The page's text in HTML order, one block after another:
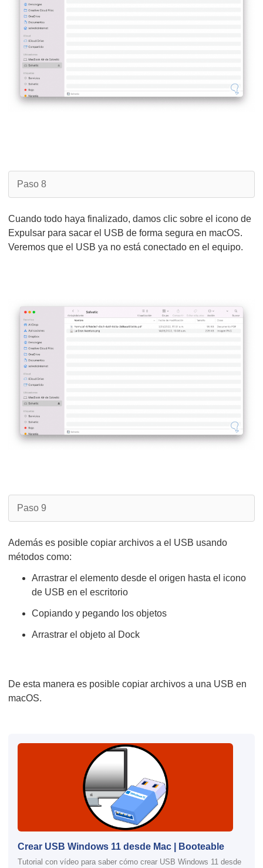
Paso 8
Cuando todo haya finalizado, damos clic sobre el icono de
Expulsar para sacar el USB de forma segura en macOS.
Veremos que el USB ya no está conectado en el equipo.
Paso 9
Además es posible copiar archivos a el USB usando
métodos como:
Arrastrar el elemento desde el origen hasta el icono
de USB en el escritorio
Copiando y pegando los objetos
Arrastrar el objeto al Dock
De esta manera es posible copiar archivos a una USB en
macOS.
Crear USB Windows 11 desde Mac | Booteable
Tutorial con vídeo para saber cómo crear USB Windows 11 desde